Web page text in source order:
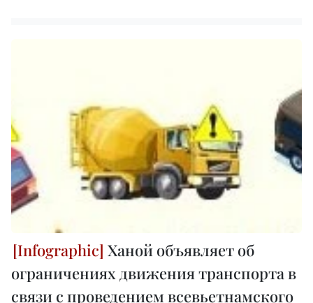
Ханой объявляет об
ограничениях движения транспорта в
связи с проведением всевьетнамского